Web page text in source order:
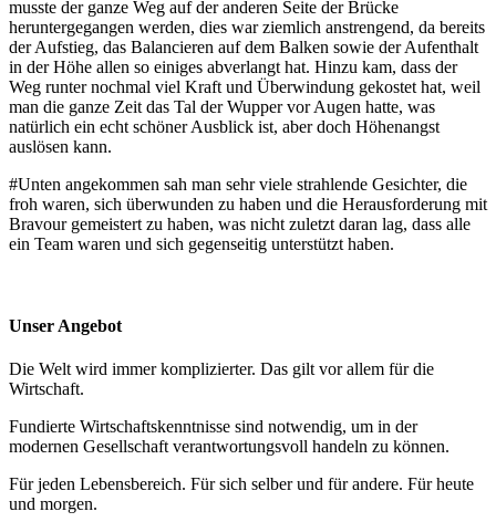
musste der ganze Weg auf der anderen Seite der Brücke
heruntergegangen werden, dies war ziemlich anstrengend, da bereits
der Aufstieg, das Balancieren auf dem Balken sowie der Aufenthalt
in der Höhe allen so einiges abverlangt hat. Hinzu kam, dass der
Weg runter nochmal viel Kraft und Überwindung gekostet hat, weil
man die ganze Zeit das Tal der Wupper vor Augen hatte, was
natürlich ein echt schöner Ausblick ist, aber doch Höhenangst
auslösen kann.
#Unten angekommen sah man sehr viele strahlende Gesichter, die
froh waren, sich überwunden zu haben und die Herausforderung mit
Bravour gemeistert zu haben, was nicht zuletzt daran lag, dass alle
ein Team waren und sich gegenseitig unterstützt haben.
Unser Angebot
Die Welt wird immer komplizierter. Das gilt vor allem für die
Wirtschaft.
Fundierte Wirtschaftskenntnisse sind notwendig, um in der
modernen Gesellschaft verantwortungsvoll handeln zu können.
Für jeden Lebensbereich. Für sich selber und für andere. Für heute
und morgen.